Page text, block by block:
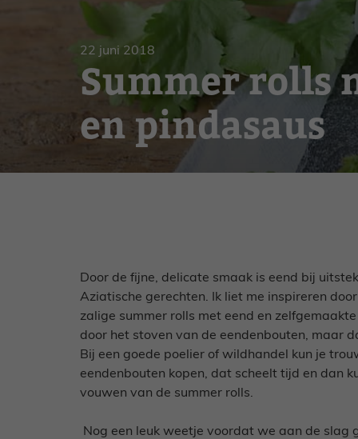
22 juni 2018
Summer rolls
en pindasaus
Door de fijne, delicate smaak is eend bij
Aziatische gerechten. Ik liet me inspireren
zalige summer rolls met eend en
door het stoven van de eendenbouten, maar
Bij een goede poelier of wildhandel kun je
eendenbouten kopen, dat scheelt tijd en dan
vouwen van de summer rolls.
Nog een leuk weetje voordat we aan de slag